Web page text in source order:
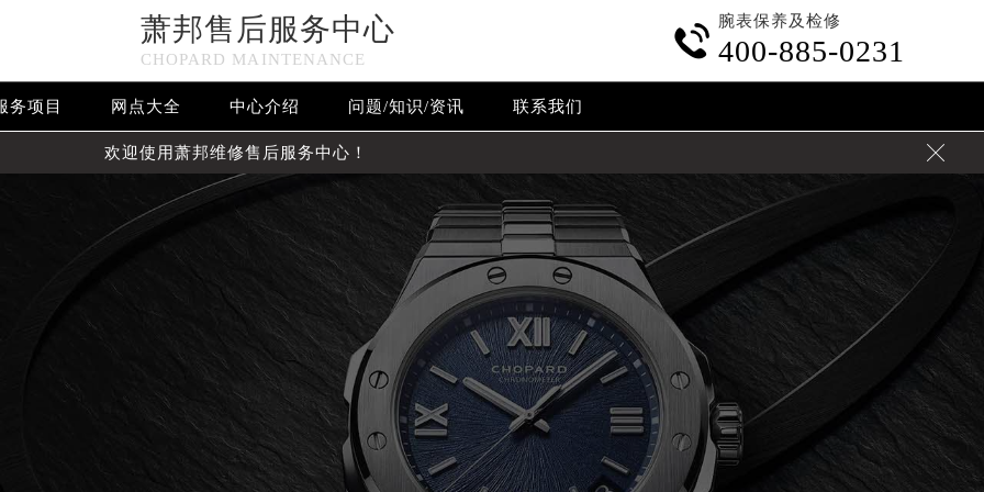
萧邦售后服务中心
CHOPARD MAINTENANCE

腕表保养及检修
400-885-0231
务项目 网点大全 中心介绍 问题/知识/资讯 联系我们
欢迎使用萧邦维修售后服务中心！ 